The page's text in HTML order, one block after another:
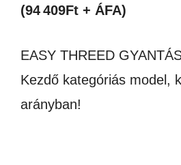
(94 409Ft + ÁFA)
EASY THREED
Kezdő kategóriás model,
arányban!